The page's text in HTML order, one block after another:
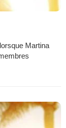
Martina